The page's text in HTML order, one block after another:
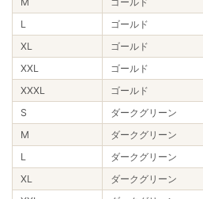
L
ゴールド
XL
ゴールド
XXL
ゴールド
XXXL
ゴールド
S
ダークグリーン
M
ダークグリーン
L
ダークグリーン
XL
ダークグリーン